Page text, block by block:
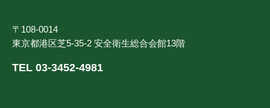
〒108-0014
東京都港区芝5-35-2 安全衛生総合会館13階
TEL 03-3452-4981